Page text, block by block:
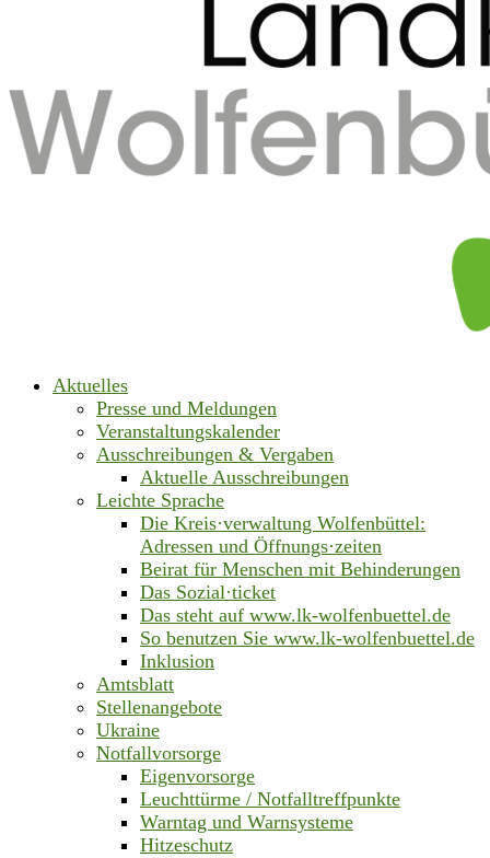
Aktuelles
Presse und Meldungen
Veranstaltungskalender
Ausschreibungen & Vergaben
Aktuelle Ausschreibungen
Leichte Sprache
Die Kreis·verwaltung Wolfenbüttel:
Adressen und Öffnungs·zeiten
Beirat für Menschen mit Behinderungen
Das Sozial·ticket
Das steht auf www.lk-wolfenbuettel.de
So benutzen Sie www.lk-wolfenbuettel.de
Inklusion
Amtsblatt
Stellenangebote
Ukraine
Notfallvorsorge
Eigenvorsorge
Leuchttürme / Notfalltreffpunkte
Warntag und Warnsysteme
Hitzeschutz